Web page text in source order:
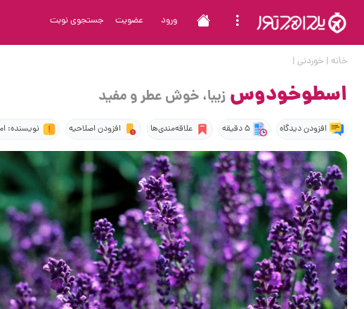
ورود عضویت جستجوی نوبت
خانه | خوردنی |
اسطوخودوس زیبا، خوش عطر و مفید
افزودن دیدگاه 5 دقیقه علاقه‌مندی‌ها افزودن اصلاحیه نویسنده: